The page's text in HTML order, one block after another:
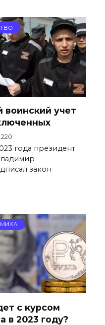
воинский учет
220
года президент
закон
с курсом
в 2023 году?